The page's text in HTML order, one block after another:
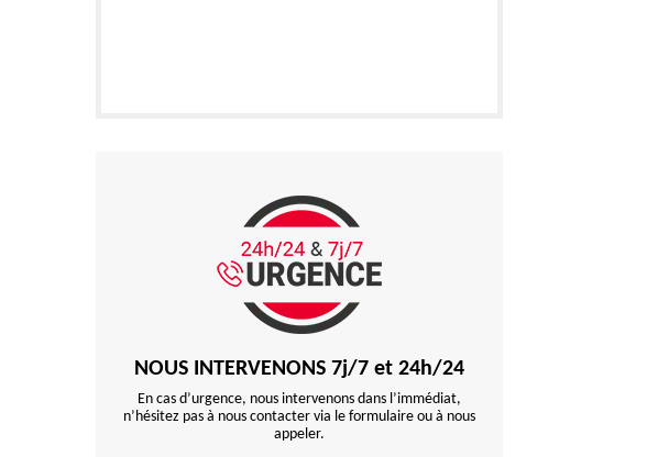
NOUS INTERVENONS 7j/7 et 24h/24
En cas d’urgence, nous intervenons dans l’immédiat,
n’hésitez pas à nous contacter via le formulaire ou à nous
appeler.